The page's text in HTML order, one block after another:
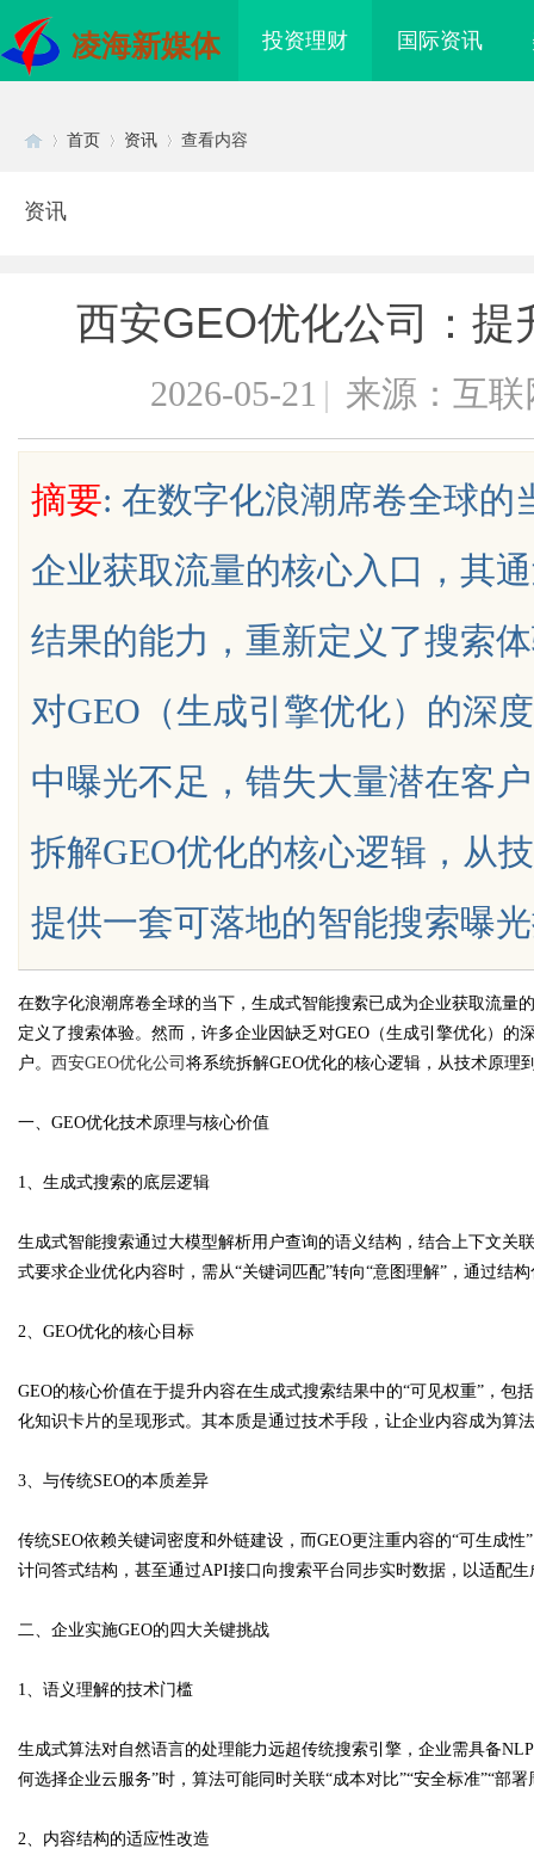
凌海新媒体 投资理财 国际资讯
uz
首页 资讯 查看内容
资讯
西安GEO优化公司：提
2026-05-21 | 来源：互联
摘要: 在数字化浪潮席卷全球的
企业获取流量的核心入口，其
结果的能力，重新定义了搜索
对GEO（生成引擎优化）的深
中曝光不足，错失大量潜在客
拆解GEO优化的核心逻辑，从
提供一套可落地的智能搜索曝
在数字化浪潮席卷全球的当下，生成式智能搜索已成为企业获取流量
定义了搜索体验。然而，许多企业因缺乏对GEO（生成引擎优化）
户。 西安GEO优化公司 将系统拆解GEO优化的核心逻辑，从技术原理
一、GEO优化技术原理与核心价值
1、生成式搜索的底层逻辑
生成式智能搜索通过大模型解析用户查询的语义结构，结合上下文关
式要求企业优化内容时，需从“关键词匹配”转向“意图理解”，通过结
2、GEO优化的核心目标
GEO的核心价值在于提升内容在生成式搜索结果中的“可见权重”，
化知识卡片的呈现形式。其本质是通过技术手段，让企业内容成为算
3、与传统SEO的本质差异
传统SEO依赖关键词密度和外链建设，而GEO更注重内容的“可生成
计问答式结构，甚至通过API接口向搜索平台同步实时数据，以适配
二、企业实施GEO的四大关键挑战
1、语义理解的技术门槛
生成式算法对自然语言的处理能力远超传统搜索引擎，企业需具备
何选择企业云服务”时，算法可能同时关联“成本对比”“安全标准”“部
2、内容结构的适应性改造
医：一张辨证方对 验的未来趋势